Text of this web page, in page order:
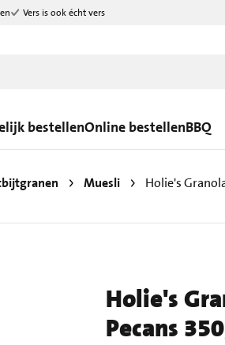
Vers is ook écht vers
bestellenOnline bestellenBBQ
Muesli Holie's
Holie's
Pecans